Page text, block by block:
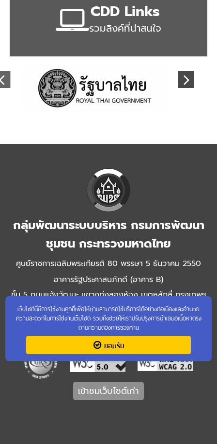
CDD Links
รวมลิงค์ที่น่าสนใจ
กลุ่มพัฒนาระบบบริหาร กรมการพัฒนา
ชุมชน กระทรวงมหาดไทย
ศูนย์ราชการเฉลิมพระเกียรติ 80 พรรษา 5 ธันวาคม 2550
อาคารรัฐประศาสนภักดี (อาคาร B)
ชั้น 5 ถนนแจ้งวัฒนะ แขวงทุ่งสองห้อง เขตหลักสี่ กรุงเทพฯ
10210
โทรศัพท์ 0 2141 6306 - 11 โทรสาร 0 2143 8923
เข้าชมเว็บไซต์เก่า
เว็บไซต์นี้มีการใช้งานคุกกี้เพื่อให้ท่านสามารถใช้บริการได้อย่างต่อเนื่องและอำนวย
ความสะดวกในการใช้งานเว็บไซต์ รวมถึงช่วยให้เราปรับปรุงการนำเสนอเนื้อหาตรง
ตามความต้องการของท่าน
ยอมรับ